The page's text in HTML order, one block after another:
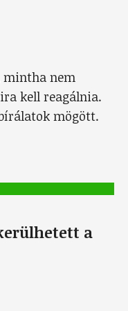
mintha nem
kell reagálnia.
mögött.
a